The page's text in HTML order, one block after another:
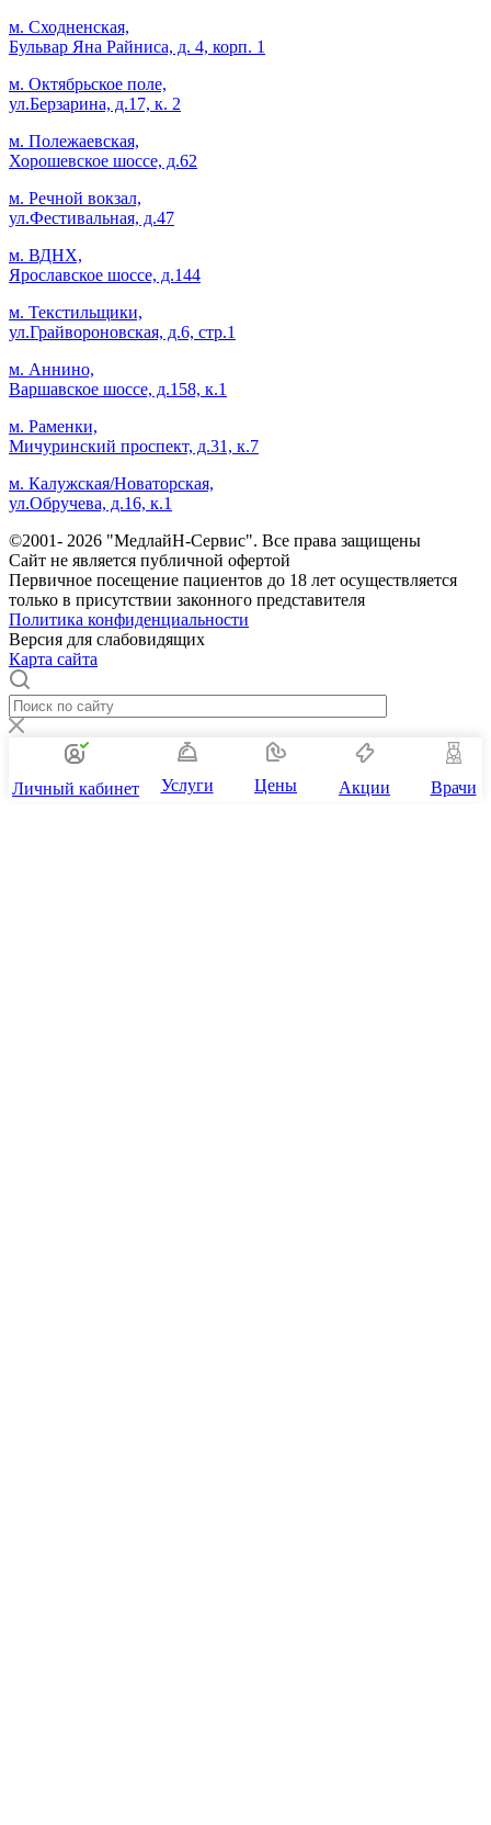
м. Сходненская,
Бульвар Яна Райниса, д. 4, корп. 1
м. Октябрьское поле,
ул.Берзарина, д.17, к. 2
м. Полежаевская,
Хорошевское шоссе, д.62
м. Речной вокзал,
ул.Фестивальная, д.47
м. ВДНХ,
Ярославское шоссе, д.144
м. Текстильщики,
ул.Грайвороновская, д.6, стр.1
м. Аннино,
Варшавское шоссе, д.158, к.1
м. Раменки,
Мичуринский проспект, д.31, к.7
м. Калужская/Новаторская,
ул.Обручева, д.16, к.1
©2001- 2026 "МедлайН-Сервис". Все права защищены
Сайт не является публичной офертой
Первичное посещение пациентов до 18 лет осуществляется
только в присутствии законного представителя
Политика конфиденциальности
Версия для слабовидящих
Карта сайта
Личный кабинет Услуги Цены Акции Врачи